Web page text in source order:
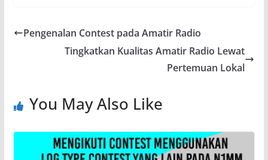
Pengenalan Contest pada Amatir Radio
Tingkatkan Kualitas Amatir Radio Lewat
Pertemuan Lokal
You May Also Like